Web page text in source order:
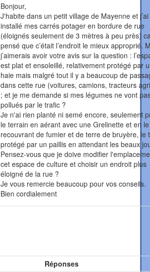
Bonjour,
J'habite dans un petit village de Mayenne et j’ai
installé mes carrés potager en bordure de rue
(éloignés seulement de 3 mètres à peu près)
pensé que c’était l’endroit le mieux approprié.
j’aimerais avoir votre avis sur la question :
est plat et ensoleillé, relativement protégé par
haie mais malgré tout il y a beaucoup de
dans cette rue (voitures, camions, tracteurs
; et je me demande si mes légumes ne vont
pollués par le trafic ?
Je n'ai rien planté ni semé encore, seulement
le terrain en aérant avec une Grelinette et en le
recouvrant de fumier et de terre de bruyère, le
protégé par un paillis en attendant les beaux
Pensez-vous que je doive modifier
cet espace de culture et choisir un endroit plus
éloigné de la rue ?
Je vous remercie beaucoup pour vos conseils.
Bien cordialement
Réponses